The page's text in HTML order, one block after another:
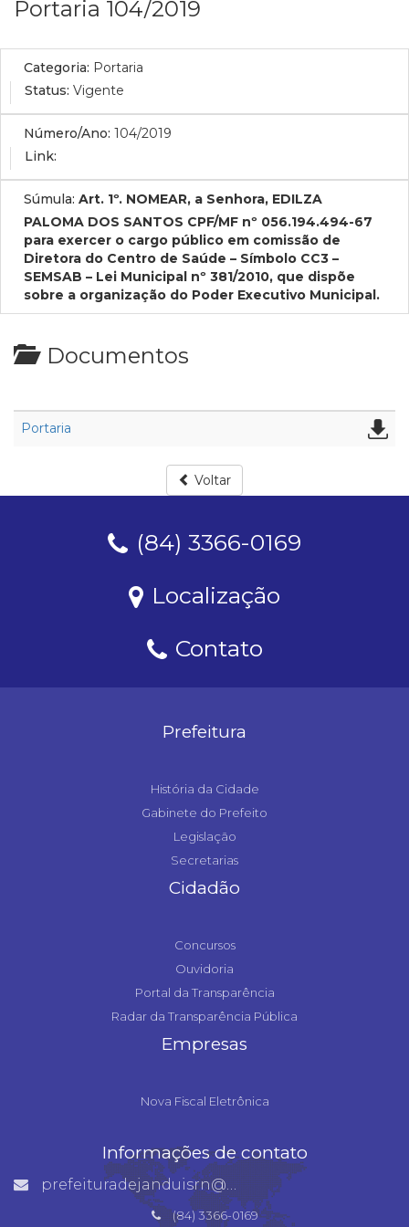
Portaria 104/2019
Categoria: Portaria
Status: Vigente
Número/Ano: 104/2019
Link:
Súmula: Art. 1º. NOMEAR, a Senhora, EDILZA
PALOMA DOS SANTOS CPF/MF nº 056.194.494-67
para exercer o cargo público em comissão de
Diretora do Centro de Saúde – Símbolo CC3 –
SEMSAB – Lei Municipal nº 381/2010, que dispõe
sobre a organização do Poder Executivo Municipal.
Documentos
Portaria
Voltar
(84) 3366-0169
Localização
Contato
Prefeitura
História da Cidade
Gabinete do Prefeito
Legislação
Secretarias
Cidadão
Concursos
Ouvidoria
Portal da Transparência
Radar da Transparência Pública
Empresas
Nova Fiscal Eletrônica
Informações de contato
prefeituradejanduisrn@gmail.com
(84) 3366-0169